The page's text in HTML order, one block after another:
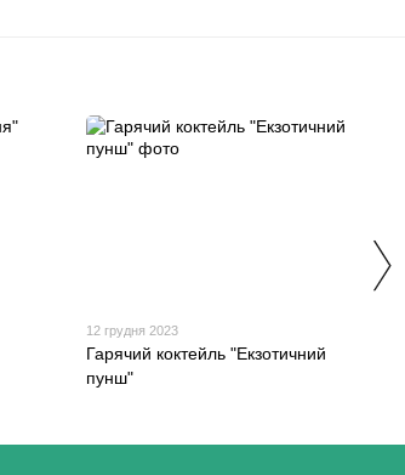
12 грудня 2023
Гарячий коктейль "Екзотичний
пунш"